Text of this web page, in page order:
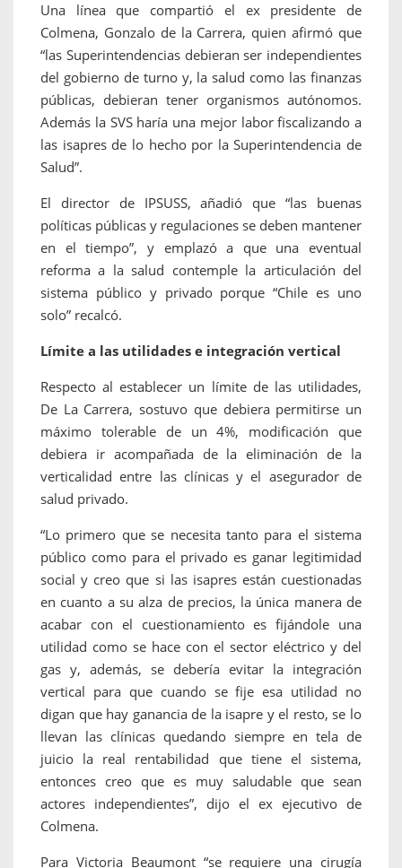
Una línea que compartió el ex presidente de
Colmena, Gonzalo de la Carrera, quien afirmó que
“las Superintendencias debieran ser independientes
del gobierno de turno y, la salud como las finanzas
públicas, debieran tener organismos autónomos.
Además la SVS haría una mejor labor fiscalizando a
las isapres de lo hecho por la Superintendencia de
Salud”.
El director de IPSUSS, añadió que “las buenas
políticas públicas y regulaciones se deben mantener
en el tiempo”, y emplazó a que una eventual
reforma a la salud contemple la articulación del
sistema público y privado porque “Chile es uno
solo” recalcó.
Límite a las utilidades e integración vertical
Respecto al establecer un límite de las utilidades,
De La Carrera, sostuvo que debiera permitirse un
máximo tolerable de un 4%, modificación que
debiera ir acompañada de la eliminación de la
verticalidad entre las clínicas y el asegurador de
salud privado.
“Lo primero que se necesita tanto para el sistema
público como para el privado es ganar legitimidad
social y creo que si las isapres están cuestionadas
en cuanto a su alza de precios, la única manera de
acabar con el cuestionamiento es fijándole una
utilidad como se hace con el sector eléctrico y del
gas y, además, se debería evitar la integración
vertical para que cuando se fije esa utilidad no
digan que hay ganancia de la isapre y el resto, se lo
llevan las clínicas quedando siempre en tela de
juicio la real rentabilidad que tiene el sistema,
entonces creo que es muy saludable que sean
actores independientes”, dijo el ex ejecutivo de
Colmena.
Para Victoria Beaumont “se requiere una cirugía